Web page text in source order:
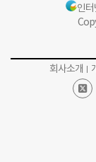
인
회사소개